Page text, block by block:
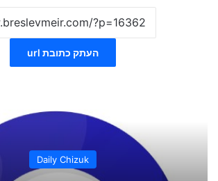
העתק כתובת url
Daily Chizuk